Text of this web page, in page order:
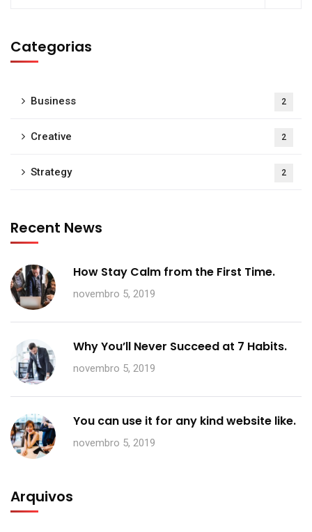
Categorias
Business 2
Creative 2
Strategy 2
Recent News
How Stay Calm from the First Time.
novembro 5, 2019
Why You’ll Never Succeed at 7 Habits.
novembro 5, 2019
You can use it for any kind website like.
novembro 5, 2019
Arquivos